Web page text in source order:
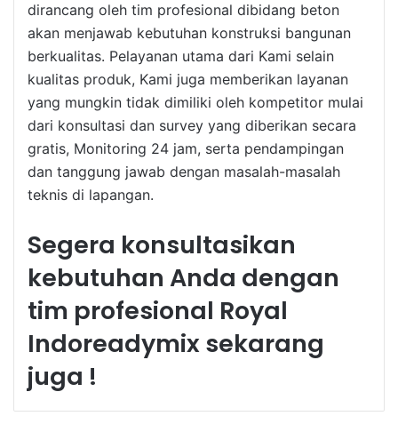
dirancang oleh tim profesional dibidang beton
akan menjawab kebutuhan konstruksi bangunan
berkualitas. Pelayanan utama dari Kami selain
kualitas produk, Kami juga memberikan layanan
yang mungkin tidak dimiliki oleh kompetitor mulai
dari konsultasi dan survey yang diberikan secara
gratis, Monitoring 24 jam, serta pendampingan
dan tanggung jawab dengan masalah-masalah
teknis di lapangan.
Segera konsultasikan
kebutuhan Anda dengan
tim profesional Royal
Indoreadymix sekarang
juga !